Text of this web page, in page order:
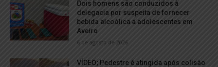
Dois homens são conduzidos à
delegacia por suspeita de fornecer
bebida alcoólica a adolescentes em
Aveiro
6 de agosto de 2026
VÍDEO; Pedestre é atingida após colisão